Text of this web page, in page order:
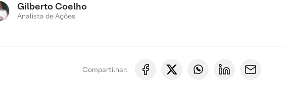
Gilberto Coelho
Analista de Ações
Compartilhar: